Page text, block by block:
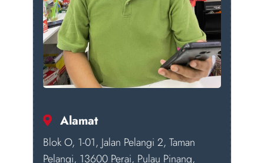
Alamat
Blok O, 1-01, Jalan Pelangi 2, Taman
Pelangi, 13600 Perai, Pulau Pinang,